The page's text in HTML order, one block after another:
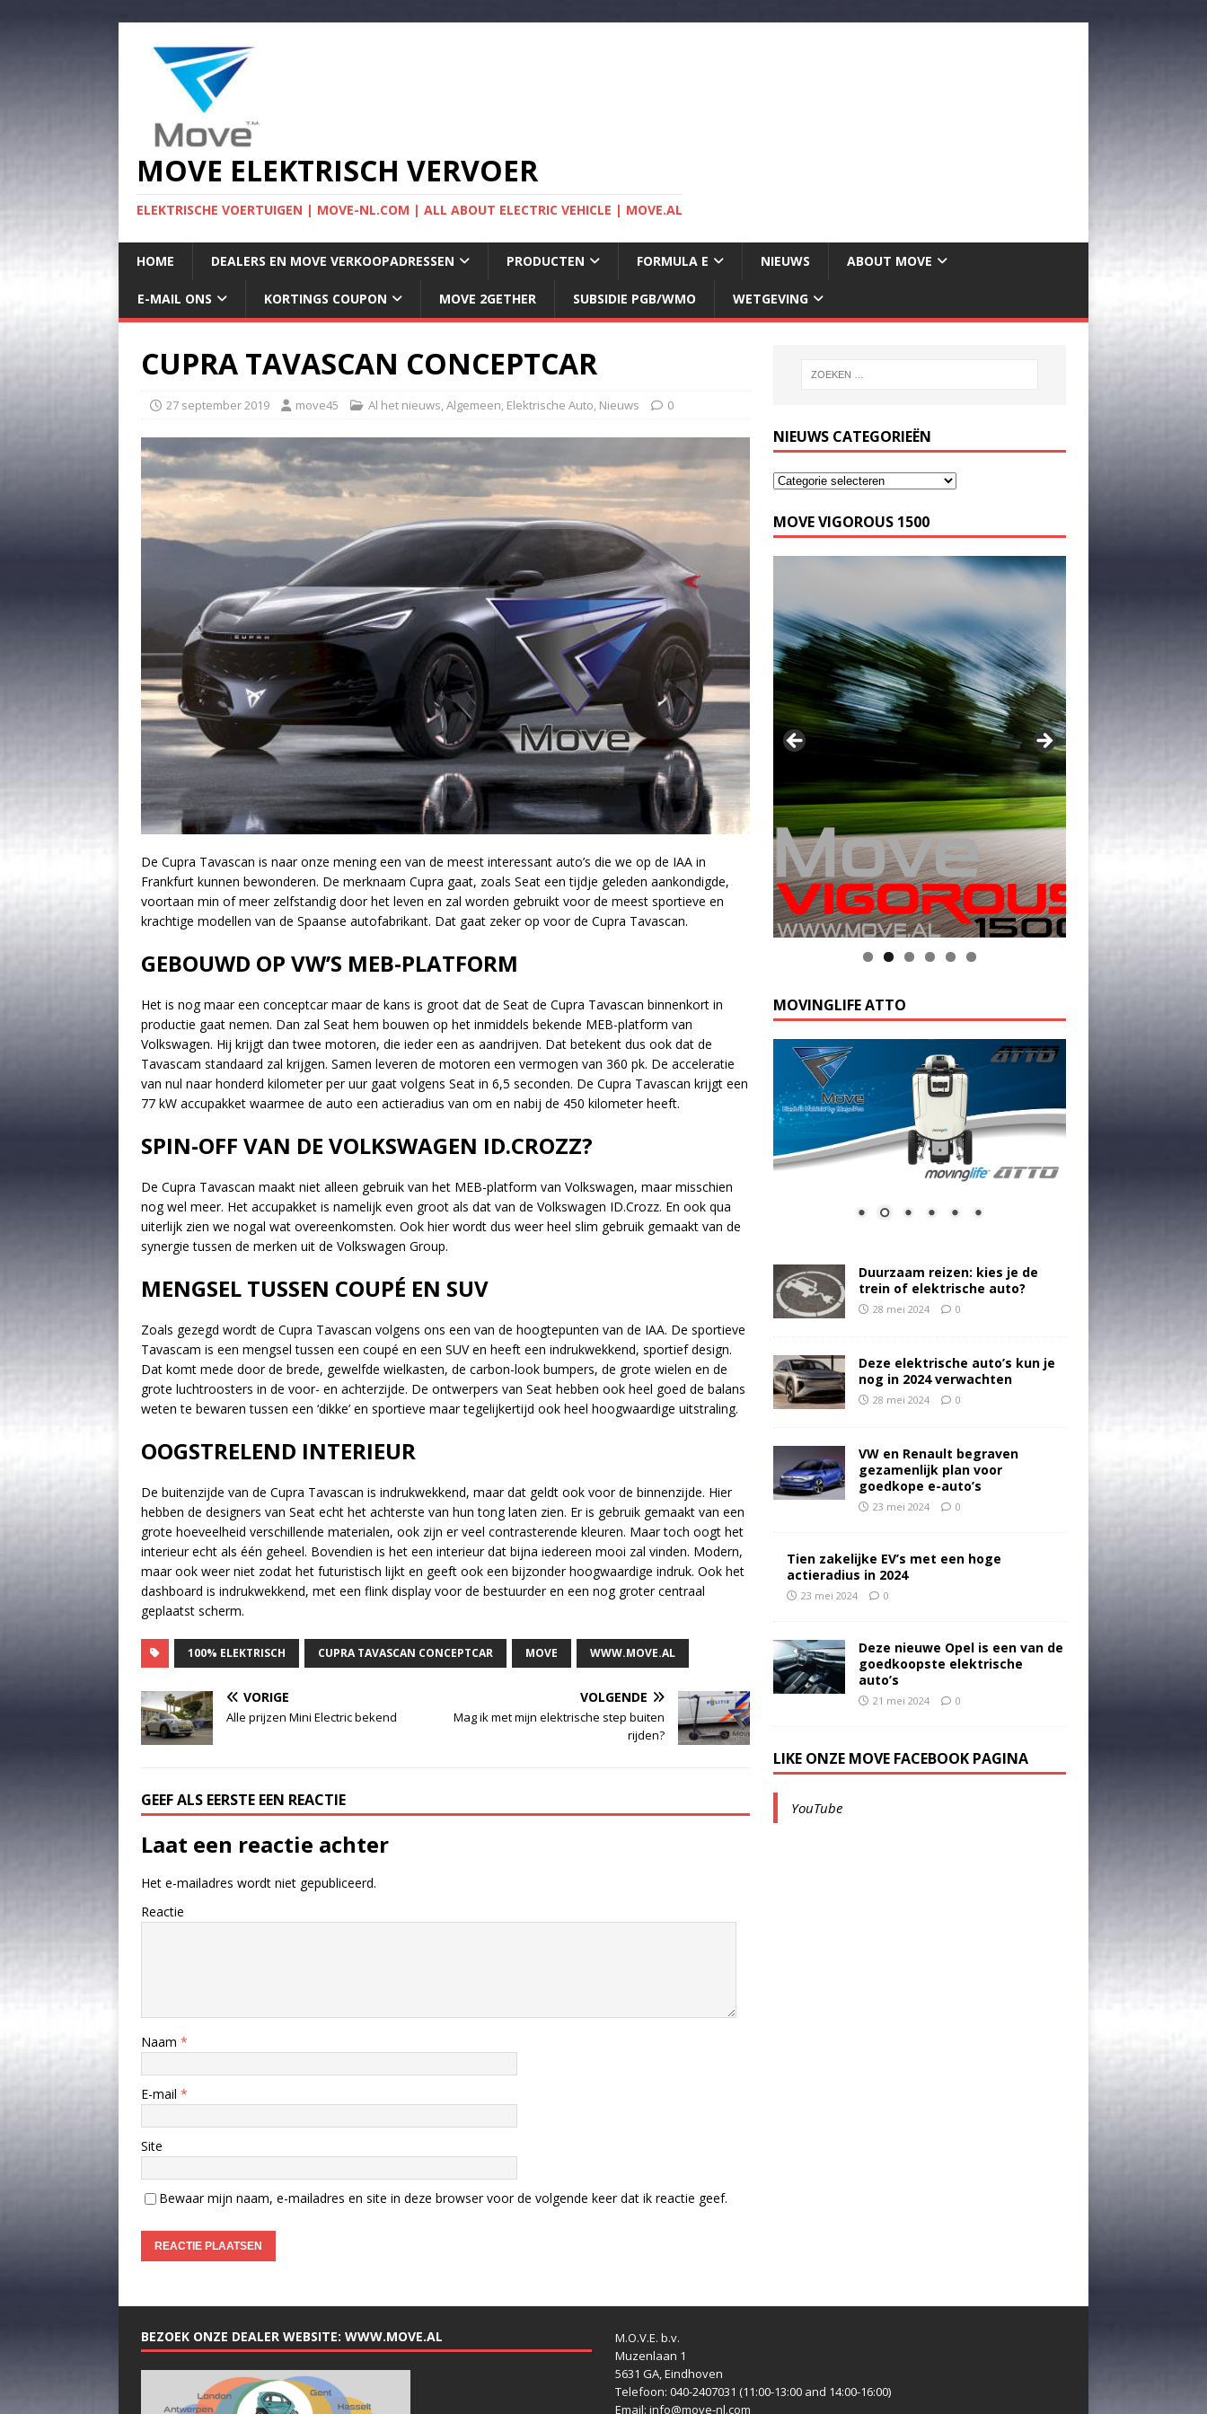
MOVE ELEKTRISCH VERVOER
ELEKTRISCHE VOERTUIGEN | MOVE-NL.COM | ALL ABOUT ELECTRIC VEHICLE | MOVE.AL
HOME DEALERS EN MOVE VERKOOPADRESSEN PRODUCTEN FORMULA E NIEUWS ABOUT MOVE
E-MAIL ONS KORTINGS COUPON MOVE 2GETHER SUBSIDIE PGB/WMO WETGEVING
CUPRA TAVASCAN CONCEPTCAR
27 september 2019 move45 Al het nieuws,Algemeen, Elektrische Auto, Nieuws 0
De Cupra Tavascan is naar onze mening een van de meest interessant auto’s die we op de IAA in
Frankfurt kunnen bewonderen. De merknaam Cupra gaat, zoals Seat een tijdje geleden aankondigde,
voortaan min of meer zelfstandig door het leven en zal worden gebruikt voor de meest sportieve en
krachtige modellen van de Spaanse autofabrikant. Dat gaat zeker op voor de Cupra Tavascan.
GEBOUWD OP VW’S MEB-PLATFORM
Het is nog maar een conceptcar maar de kans is groot dat de Seat de Cupra Tavascan binnenkort in
productie gaat nemen. Dan zal Seat hem bouwen op het inmiddels bekende MEB-platform van
Volkswagen. Hij krijgt dan twee motoren, die ieder een as aandrijven. Dat betekent dus ook dat de
Tavascam standaard zal krijgen. Samen leveren de motoren een vermogen van 360 pk. De acceleratie
van nul naar honderd kilometer per uur gaat volgens Seat in 6,5 seconden. De Cupra Tavascan krijgt een
77 kW accupakket waarmee de auto een actieradius van om en nabij de 450 kilometer heeft.
SPIN-OFF VAN DE VOLKSWAGEN ID.CROZZ?
De Cupra Tavascan maakt niet alleen gebruik van het MEB-platform van Volkswagen, maar misschien
nog wel meer. Het accupakket is namelijk even groot als dat van de Volkswagen ID.Crozz. En ook qua
uiterlijk zien we nogal wat overeenkomsten. Ook hier wordt dus weer heel slim gebruik gemaakt van de
synergie tussen de merken uit de Volkswagen Group.
MENGSEL TUSSEN COUPÉ EN SUV
Zoals gezegd wordt de Cupra Tavascan volgens ons een van de hoogtepunten van de IAA. De sportieve
Tavascam is een mengsel tussen een coupé en een SUV en heeft een indrukwekkend, sportief design.
Dat komt mede door de brede, gewelfde wielkasten, de carbon-look bumpers, de grote wielen en de
grote luchtroosters in de voor- en achterzijde. De ontwerpers van Seat hebben ook heel goed de balans
weten te bewaren tussen een ‘dikke’ en sportieve maar tegelijkertijd ook heel hoogwaardige uitstraling.
OOGSTRELEND INTERIEUR
De buitenzijde van de Cupra Tavascan is indrukwekkend, maar dat geldt ook voor de binnenzijde. Hier
hebben de designers van Seat echt het achterste van hun tong laten zien. Er is gebruik gemaakt van een
grote hoeveelheid verschillende materialen, ook zijn er veel contrasterende kleuren. Maar toch oogt het
interieur echt als één geheel. Bovendien is het een interieur dat bijna iedereen mooi zal vinden. Modern,
maar ook weer niet zodat het futuristisch lijkt en geeft ook een bijzonder hoogwaardige indruk. Ook het
dashboard is indrukwekkend, met een flink display voor de bestuurder en een nog groter centraal
geplaatst scherm.
100% ELEKTRISCH CUPRA TAVASCAN CONCEPTCAR MOVE WWW.MOVE.AL
VORIGE
Alle prijzen Mini Electric bekend
VOLGENDE
Mag ik met mijn elektrische step buiten
rijden?
GEEF ALS EERSTE EEN REACTIE
Laat een reactie achter
Het e-mailadres wordt niet gepubliceerd.
Reactie
Naam *
E-mail *
Site
Bewaar mijn naam, e-mailadres en site in deze browser voor de volgende keer dat ik reactie geef.
NIEUWS CATEGORIEËN
MOVE VIGOROUS 1500
MOVINGLIFE ATTO
Duurzaam reizen: kies je de
trein of elektrische auto?
28 mei 2024 0
Deze elektrische auto’s kun je
nog in 2024 verwachten
28 mei 2024 0
VW en Renault begraven
gezamenlijk plan voor
goedkope e-auto’s
23 mei 2024 0
Tien zakelijke EV’s met een hoge
actieradius in 2024
23 mei 2024 0
Deze nieuwe Opel is een van de
goedkoopste elektrische
auto’s
21 mei 2024 0
LIKE ONZE MOVE FACEBOOK PAGINA
YouTube
BEZOEK ONZE DEALER WEBSITE: WWW.MOVE.AL
M.O.V.E. b.v.
Muzenlaan 1
5631 GA, Eindhoven
Telefoon: 040-2407031 (11:00-13:00 and 14:00-16:00)
Email: info@move-nl.com